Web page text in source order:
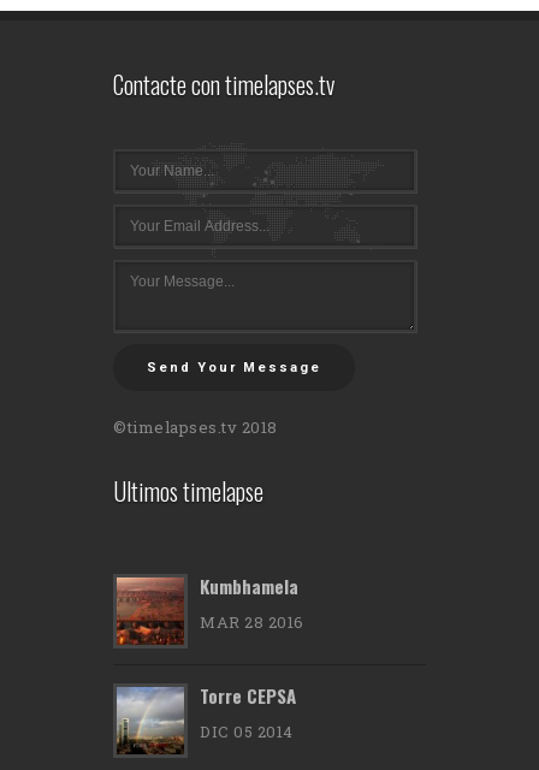
Contacte con timelapses.tv
Send Your Message
©timelapses.tv 2018
Ultimos timelapse
Kumbhamela
MAR 28 2016
Torre CEPSA
DIC 05 2014